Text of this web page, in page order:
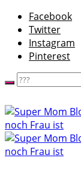
Facebook
Twitter
Instagram
Pinterest